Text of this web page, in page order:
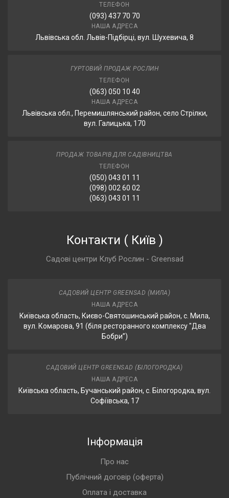
ТЕЛЕФОН
(093) 437 70 70
НАША АДРЕСА
Львівська обл. Львів-Підбірці, вул. Шухевича, 8
ГУРТОВИЙ ПРОДАЖ РОСЛИН
ТЕЛЕФОН
(063) 050 10 40
НАША АДРЕСА
Львівська обл., Перемишлянський район, село Стрілки,
вул. Галицька, 170
ПРОДАЖ ТОВАРІВ ДЛЯ САДІВНИЦТВА
ТЕЛЕФОН
(050) 043 01 11
(098) 002 60 02
(063) 043 01 11
Контакти ( Київ )
Садові центри Клуб Рослин - Greensad
САДОВИЙ ЦЕНТР GREENSAD (МИЛА)
НАША АДРЕСА
Київська область, Києво-Святошинський район, с. Мила,
вул. Комарова, 91 (біля ресторанного комплексу "Два
Бобри”)
САДОВИЙ ЦЕНТР GREENSAD (БІЛОГОРОДКА)
НАША АДРЕСА
Київська область, Бучанський район, с. Білогородка, вул.
Софіївська, 17
Інформація
Про нас
Публічний договір (оферта)
Оплата і доставка